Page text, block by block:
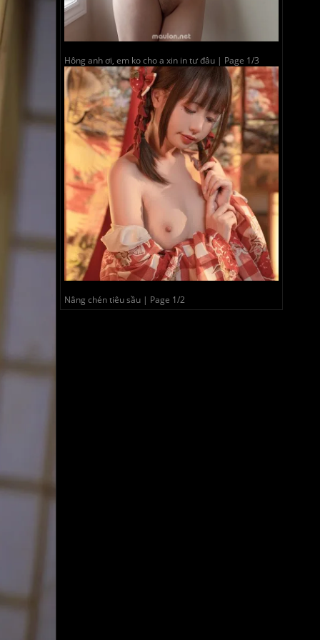
Hông anh ơi, em ko cho a xin in tư đâu | Page 1/3
Nâng chén tiêu sầu | Page 1/2